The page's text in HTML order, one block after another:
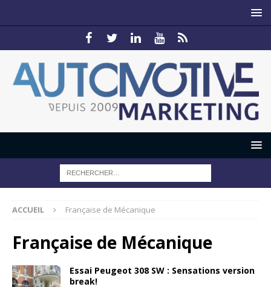
ACCUEIL Française de Mécanique
Française de Mécanique
Essai Peugeot 308 SW : Sensations version
break!